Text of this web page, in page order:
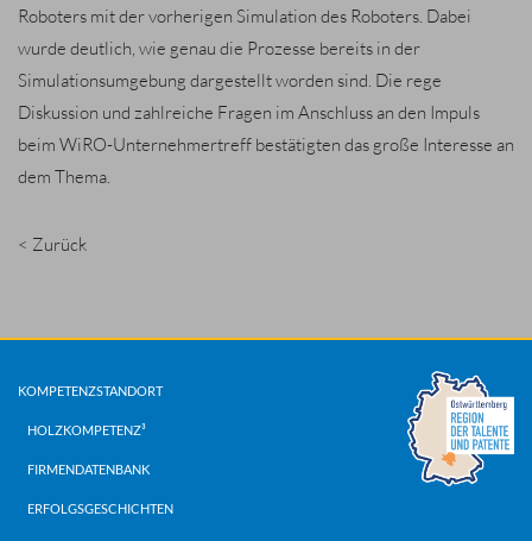
Roboters mit der vorherigen Simulation des Roboters. Dabei
wurde deutlich, wie genau die Prozesse bereits in der
Simulationsumgebung dargestellt worden sind. Die rege
Diskussion und zahlreiche Fragen im Anschluss an den Impuls
beim WiRO-Unternehmertreff bestätigten das große Interesse an
dem Thema.
< Zurück
KOMPETENZSTANDORT
HOLZKOMPETENZ³
FIRMENDATENBANK
ERFOLGSGESCHICHTEN